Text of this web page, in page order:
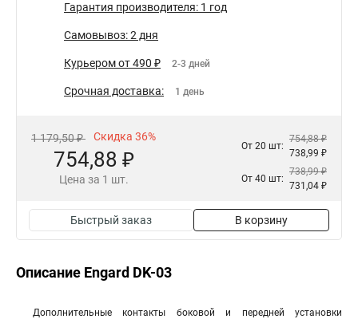
Гарантия производителя: 1 год
Самовывоз: 2 дня
Курьером от 490 ₽ 2-3 дней
Срочная доставка: 1 день
1 179,50 ₽ Скидка 36%
754,88 ₽
Цена за 1 шт.
От 20 шт:
754,88 ₽
738,99 ₽
От 40 шт:
738,99 ₽
731,04 ₽
Быстрый заказ В корзину
Описание Engard DK-03
Дополнительные контакты боковой и передней установки